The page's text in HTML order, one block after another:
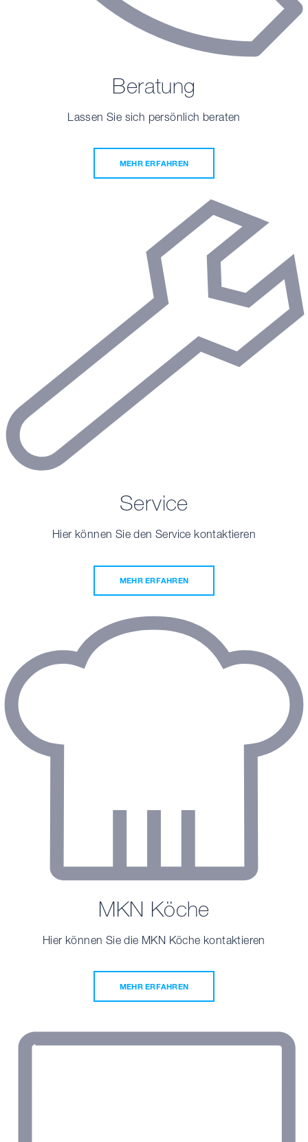
Beratung
Lassen Sie sich persönlich beraten
MEHR ERFAHREN
Service
Hier können Sie den Service kontaktieren
MEHR ERFAHREN
MKN Köche
Hier können Sie die MKN Köche kontaktieren
MEHR ERFAHREN